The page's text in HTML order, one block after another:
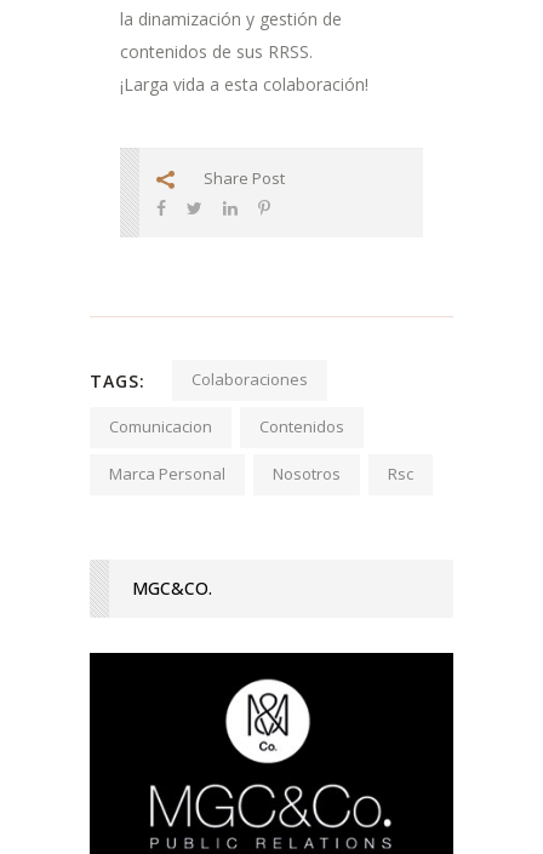
la dinamización y gestión de
contenidos de sus RRSS.
¡Larga vida a esta colaboración!
Share Post
TAGS: Colaboraciones
Comunicacion Contenidos
Marca Personal Nosotros Rsc
MGC&CO.